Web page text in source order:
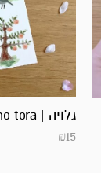
גלויה | momo tora
₪15